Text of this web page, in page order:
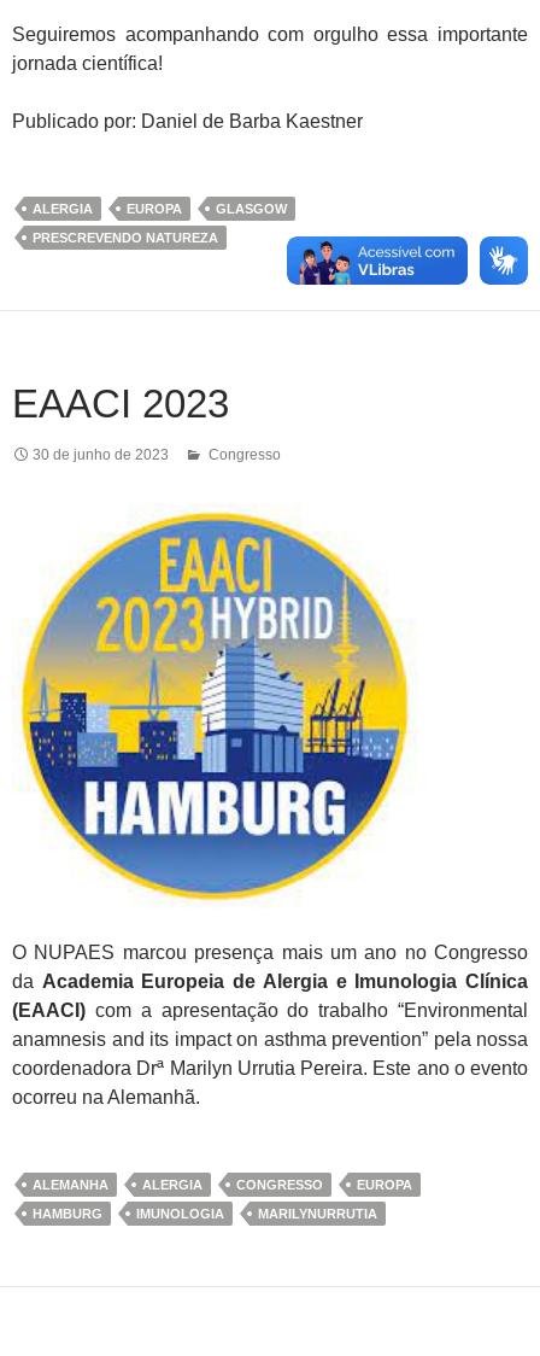
Seguiremos acompanhando com orgulho essa importante
jornada científica!
Publicado por: Daniel de Barba Kaestner
ALERGIA EUROPA
GLASGOW
PRESCREVENDO NATUREZA
EAACI 2023
30 de junho de 2023 Congresso
O NUPAES marcou presença mais um ano no Congresso
da Academia Europeia de Alergia e Imunologia Clínica
(EAACI) com a apresentação do trabalho “Environmental
anamnesis and its impact on asthma prevention” pela nossa
coordenadora Drª Marilyn Urrutia Pereira. Este ano o evento
ocorreu na Alemanhã.
ALEMANHA ALERGIA CONGRESSO
EUROPA
HAMBURG
IMUNOLOGIA MARILYNURRUTIA